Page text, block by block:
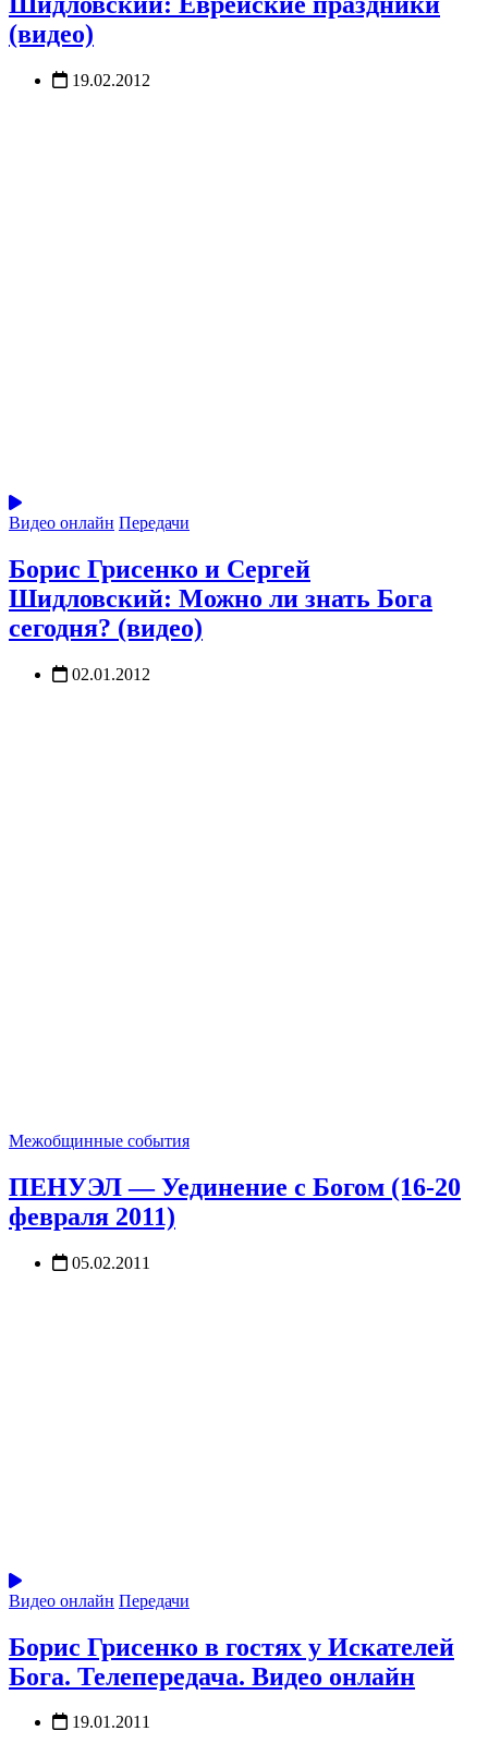
(видео)
19.02.2012
Видео онлайн Передачи
Борис Грисенко и Сергей
Шидловский: Можно ли знать Бога
сегодня? (видео)
02.01.2012
Межобщинные события
ПЕНУЭЛ — Уединение с Богом (16-20
февраля 2011)
05.02.2011
Видео онлайн Передачи
Борис Грисенко в гостях у Искателей
Бога. Телепередача. Видео онлайн
19.01.2011